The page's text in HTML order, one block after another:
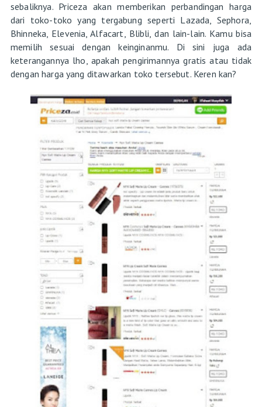
sebaliknya. Priceza akan memberikan perbandingan harga
dari toko-toko yang tergabung seperti Lazada, Sephora,
Bhinneka, Elevenia, Alfacart, Blibli, dan lain-lain. Kamu bisa
memilih sesuai dengan keinginanmu. Di sini juga ada
keterangannya lho, apakah pengirimannya gratis atau tidak
dengan harga yang ditawarkan toko tersebut. Keren kan?